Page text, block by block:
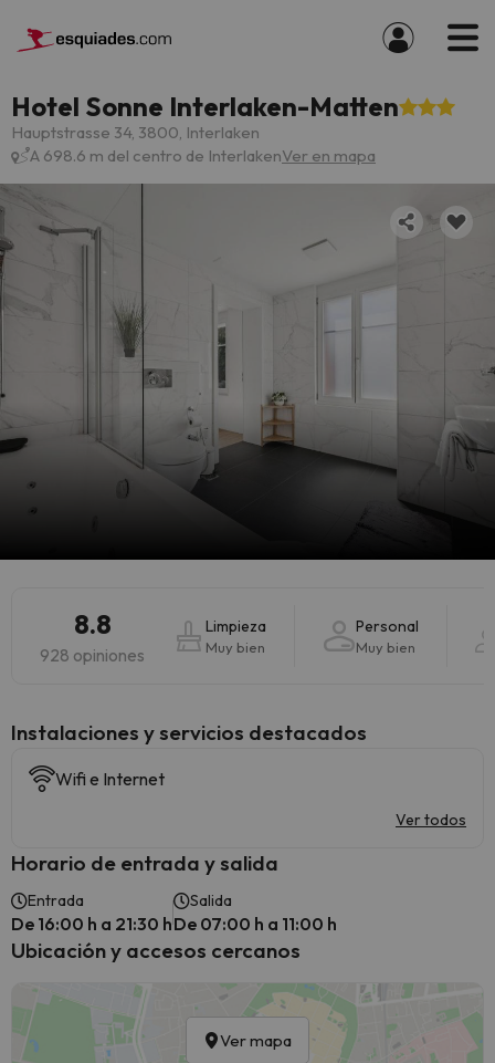
Hotel Sonne Interlaken-Matten
Hauptstrasse 34, 3800, Interlaken
A 698.6 m del centro de InterlakenVer en mapa
8.8
928 opiniones
Limpieza
Muy bien
Personal
Muy bien
Instalaciones y servicios destacados
Wifi e Internet
Ver todos
Horario de entrada y salida
Entrada
De 16:00 h a 21:30 h
Salida
De 07:00 h a 11:00 h
Ubicación y accesos cercanos
Ver mapa